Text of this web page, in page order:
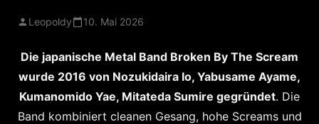
Leopoldy 10. Mai 2026
Die japanische Metal Band Broken By The Scream
wurde 2016 von Nozukidaira Io, Yabusame Ayame,
Kumanomido Yae, Mitateda Sumire gegründet. Die
Band kombiniert cleanen Gesang, hohe Screams und